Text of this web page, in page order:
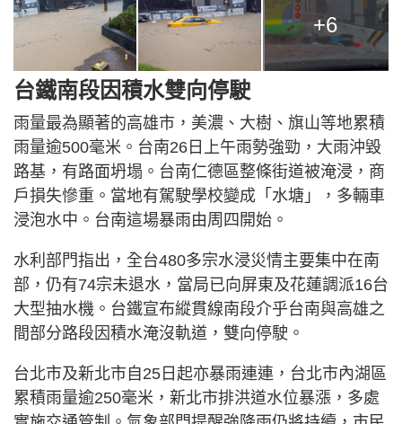
+6
台鐵南段因積水雙向停駛
雨量最為顯著的高雄市，美濃、大樹、旗山等地累積
雨量逾500毫米。台南26日上午雨勢強勁，大雨沖毀
路基，有路面坍塌。台南仁德區整條街道被淹浸，商
戶損失慘重。當地有駕駛學校變成「水塘」，多輛車
浸泡水中。台南這場暴雨由周四開始。
水利部門指出，全台480多宗水浸災情主要集中在南
部，仍有74宗未退水，當局已向屏東及花蓮調派16台
大型抽水機。台鐵宣布縱貫線南段介乎台南與高雄之
間部分路段因積水淹沒軌道，雙向停駛。
台北市及新北市自25日起亦暴雨連連，台北市內湖區
累積雨量逾250毫米，新北市排洪道水位暴漲，多處